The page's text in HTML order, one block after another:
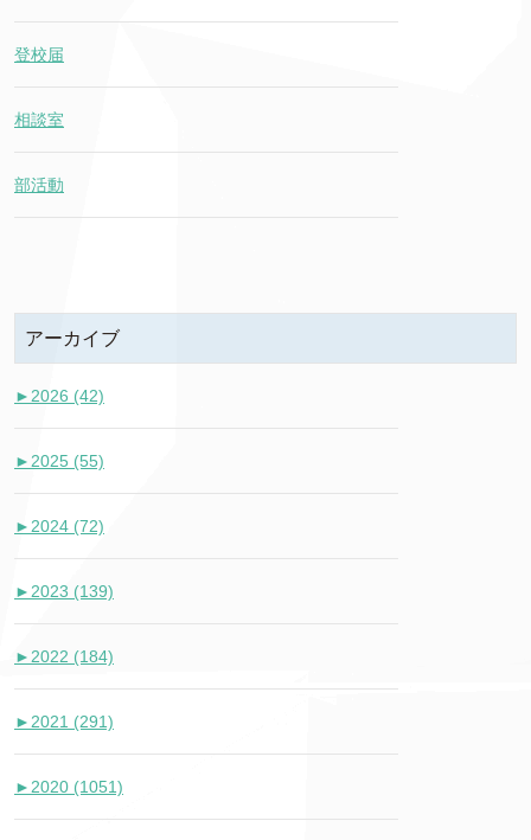
登校届
相談室
部活動
アーカイブ
► 2026 (42)
► 2025 (55)
► 2024 (72)
► 2023 (139)
► 2022 (184)
► 2021 (291)
► 2020 (1051)